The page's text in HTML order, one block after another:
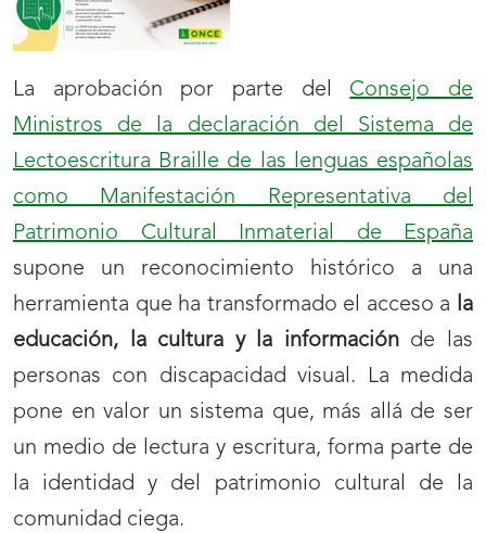
La aprobación por parte del Consejo de
Ministros de la declaración del Sistema de
Lectoescritura Braille de las lenguas españolas
como Manifestación Representativa del
Patrimonio Cultural Inmaterial de España
supone un reconocimiento histórico a una
herramienta que ha transformado el acceso a la
educación, la cultura y la informaciónde las
personas con discapacidad visual. La medida
pone en valor un sistema que, más allá de ser
un medio de lectura y escritura, forma parte de
la identidad y del patrimonio cultural de la
comunidad ciega.